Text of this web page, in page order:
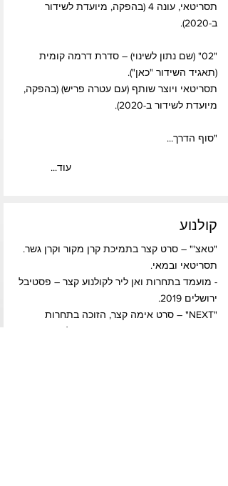
תסריטאי, עונה 4 (בהפקה, מיועדת לשידור
ב-2020).
"02" (שם נתון לשינוי) – סדרת דרמה קומית
(תאגיד השידור "כאן").
תסריטאי ויוצר שותף (עם עטרה פריש) (בהפקה,
מיועדת לשידור ב-2020).
"סוף הדרך...
...עוד
קולנוע
"טאצ'" – סרט קצר בתמיכת קרן מקור וקרן גשר.
תסריטאי ובמאי.
- מועמד בתחרות ואן ליר לקולנוע קצר – פסטיבל
ירושלים 2019.
"NEXT" – סרט אימה קצר, הזוכה בתחרות
"אקשן ב-72 שעות" במסגרת פסטיבל אייקון